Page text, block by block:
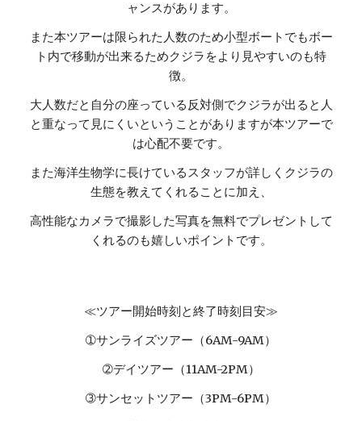
ャンスがあります。
また本ツアーは限られた人数のため小型ボートでもボー
ト内で移動が出来るためクジラをより見やすいのも特
徴。
大人数だと自分の座っている反対側でクジラが出ると人
と重なって見にくいということがありますが本ツアーで
は心配不要です。
また海洋生物学に長けているスタッフが詳しくクジラの
生態を教えてくれることに加え、
高性能なカメラで撮影した写真を無料でプレゼントして
くれるのも嬉しいポイントです。
≪ツアー開始時刻と終了時刻目安≫
➀サンライズツアー（6AM-9AM）
➁デイツアー（11AM-2PM）
➂サンセットツアー（3PM-6PM）